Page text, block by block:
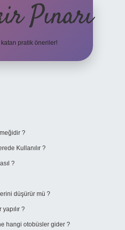
Pınarı
katan pratik öneriler!
?
Kullanılır ?
?
düşürür mü ?
?
hangi otobüsler gider ?